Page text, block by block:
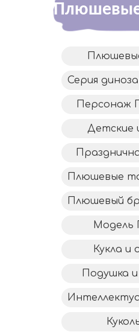
Персонаж
Детские
Модель
Кукла и
Подушка